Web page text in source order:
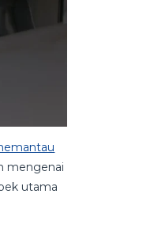
mengenai
utama